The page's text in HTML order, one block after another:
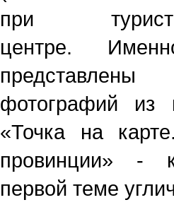
при
центре.
фотографий из
«Точка на
провинции» -
первой теме